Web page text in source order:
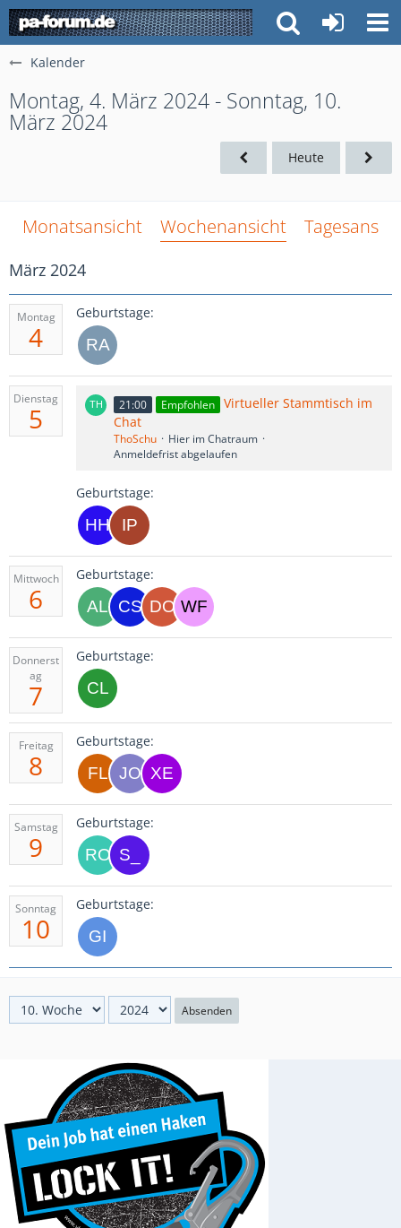
Kalender
Montag, 4. März 2024 - Sonntag, 10.
März 2024
Heute
Monatsansicht Wochenansicht
März 2024
Montag
4
Geburtstage:
Dienstag
5 21:00 Empfohlen Virtueller Stammtisch im
Chat
ThoSchu
Hier im Chatraum
Anmeldefrist abgelaufen
Geburtstage:
Mittwoch
6
Geburtstage:
Donnerst
ag
7
Geburtstage:
Freitag
8
Geburtstage:
Samstag
9
Geburtstage:
Sonntag
10
Geburtstage:
Absenden